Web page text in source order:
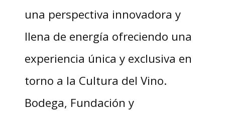
una perspectiva innovadora y
llena de energía ofreciendo una
experiencia única y exclusiva en
torno a la Cultura del Vino.
Bodega, Fundación y